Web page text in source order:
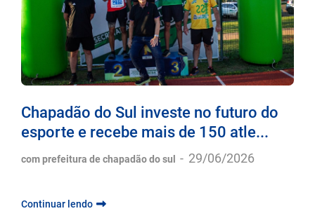
Chapadão do Sul investe no futuro do
esporte e recebe mais de 150 atle...
com prefeitura de chapadão do sul - 29/06/2026
Continuar lendo